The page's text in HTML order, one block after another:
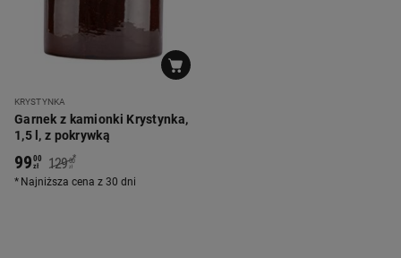
KRYSTYNKA
Garnek z kamionki Krystynka,
1,5 l, z pokrywką
9900
zł 129 00
zł
*
Najniższa cena z 30 dni